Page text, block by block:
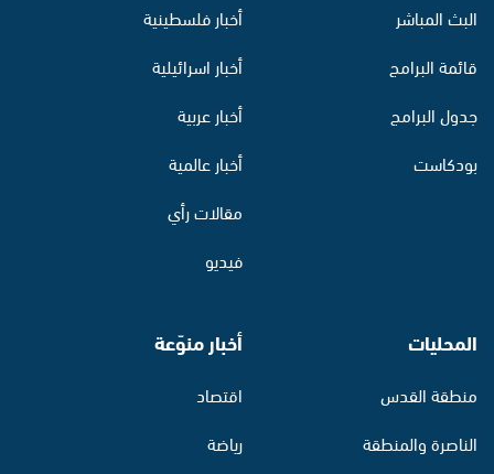
البث المباشر
قائمة البرامج
جدول البرامج
بودكاست
أخبار فلسطينية
أخبار اسرائيلية
أخبار عربية
أخبار عالمية
مقالات رأي
فيديو
المحليات
منطقة القدس
الناصرة والمنطقة
أخبار منوّعة
اقتصاد
رياضة